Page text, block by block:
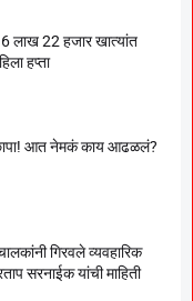
लाख 22 हजार खात्यांत
हप्ता
आत नेमकं काय आढळलं?
गिरवले व्यवहारिक
सरनाईक यांची माहिती